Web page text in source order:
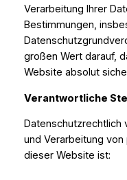
Verarbeitung Ihrer
Bestimmungen,
großen Wert darauf,
Website absolut
Verantwortliche
Datenschutzrechtlich
und Verarbeitung
dieser Website ist: